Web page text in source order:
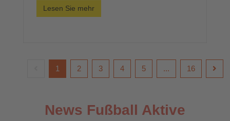
Lesen Sie mehr
1 2 3 4 5 ... 16
News Fußball Aktive